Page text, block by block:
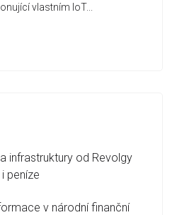
vlastním IoT...
infrastruktury od Revolgy
peníze
v národní finanční